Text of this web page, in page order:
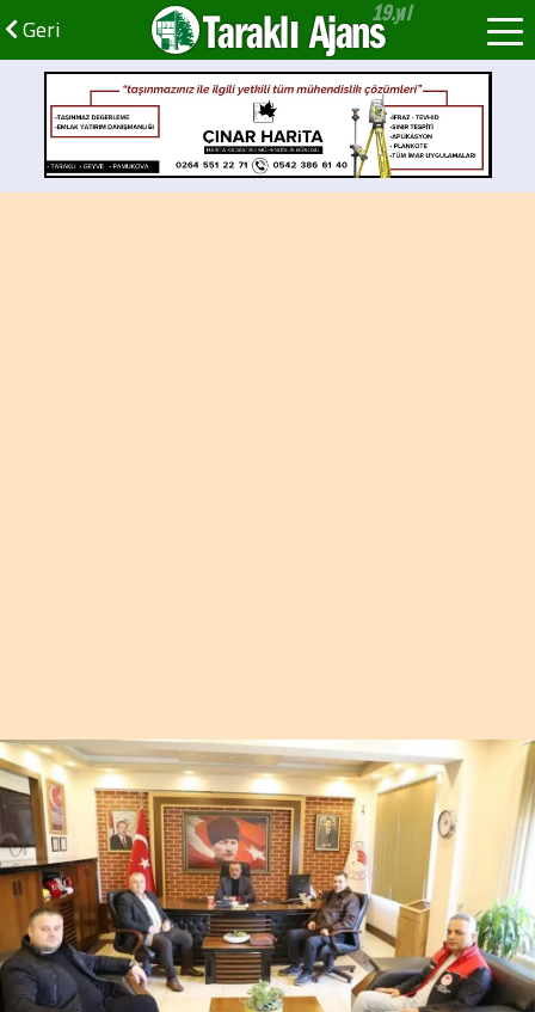
Geri Taraklı Ajans